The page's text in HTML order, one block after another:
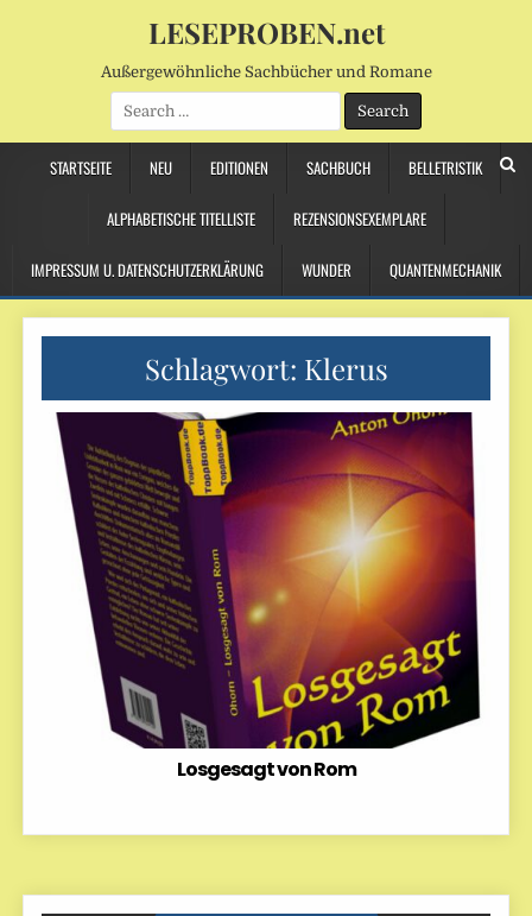
LESEPROBEN.net
Außergewöhnliche Sachbücher und Romane
Search
for:
STARTSEITE NEU EDITIONEN SACHBUCH BELLETRISTIK
ALPHABETISCHE TITELLISTE REZENSIONSEXEMPLARE
IMPRESSUM U. DATENSCHUTZERKLÄRUNG WUNDER QUANTENMECHANIK
Schlagwort: Klerus
Losgesagt von Rom